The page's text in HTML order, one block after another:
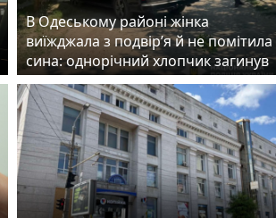
В Одеському районі жінка
виїжджала з подвір’я й не помітила
сина: однорічний хлопчик загинув